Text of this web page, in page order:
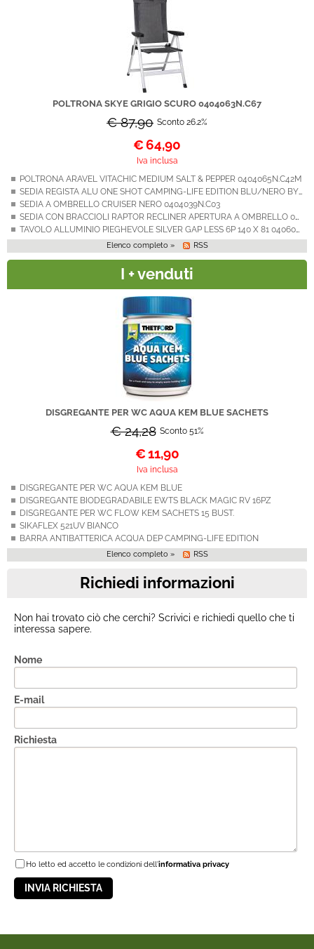
POLTRONA SKYE GRIGIO SCURO 0404063N.C67
€ 87,90 Sconto 26.2%
€64,90
Iva inclusa
POLTRONA ARAVEL VITACHIC MEDIUM SALT & PEPPER 0404065N.C42M
SEDIA REGISTA ALU ONE SHOT CAMPING-LIFE EDITION BLU/NERO BY BRUNNER
SEDIA A OMBRELLO CRUISER NERO 0404039N.C03
SEDIA CON BRACCIOLI RAPTOR RECLINER APERTURA A OMBRELLO 0404050N.C20
TAVOLO ALLUMINIO PIEGHEVOLE SILVER GAP LESS 6P 140 X 81 0406077N
Elenco completo » RSS
I + venduti
DISGREGANTE PER WC AQUA KEM BLUE SACHETS
€ 24,28 Sconto 51%
€11,90
Iva inclusa
DISGREGANTE PER WC AQUA KEM BLUE
DISGREGANTE BIODEGRADABILE EWTS BLACK MAGIC RV 16PZ
DISGREGANTE PER WC FLOW KEM SACHETS 15 BUST.
SIKAFLEX 521UV BIANCO
BARRA ANTIBATTERICA ACQUA DEP CAMPING-LIFE EDITION
Elenco completo » RSS
Richiedi informazioni
Non hai trovato ciò che cerchi? Scrivici e richiedi quello che ti
interessa sapere.
Nome
E-mail
Richiesta
Ho letto ed accetto le condizioni dell'informativa privacy